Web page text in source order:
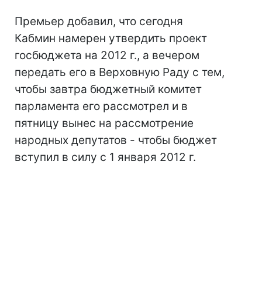
Премьер добавил, что сегодня
Кабмин намерен утвердить проект
госбюджета на 2012 г., а вечером
передать его в Верховную Раду с тем,
чтобы завтра бюджетный комитет
парламента его рассмотрел и в
пятницу вынес на рассмотрение
народных депутатов - чтобы бюджет
вступил в силу с 1 января 2012 г.